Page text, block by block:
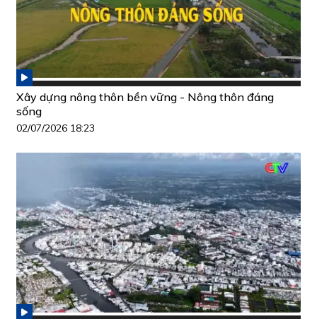
Xây dựng nông thôn bền vững - Nông thôn đáng
sống
02/07/2026 18:23